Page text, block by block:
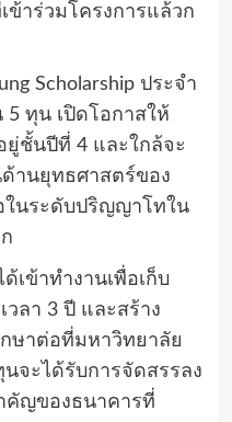
ข้าร่วมโครงการแล้วก
Scholarship ประจำ
5 ทุน เปิดโอกาสให้
ชั้นปีที่ 4 และใกล้จะ
านยุทธศาสตร์ของ
ในระดับปริญญาโทใน
เข้าทำงานเพื่อเก็บ
วลา 3 ปี และสร้าง
กษาต่อที่มหาวิทยาลัย
จะได้รับการจัดสรรลง
คัญของธนาคารที่